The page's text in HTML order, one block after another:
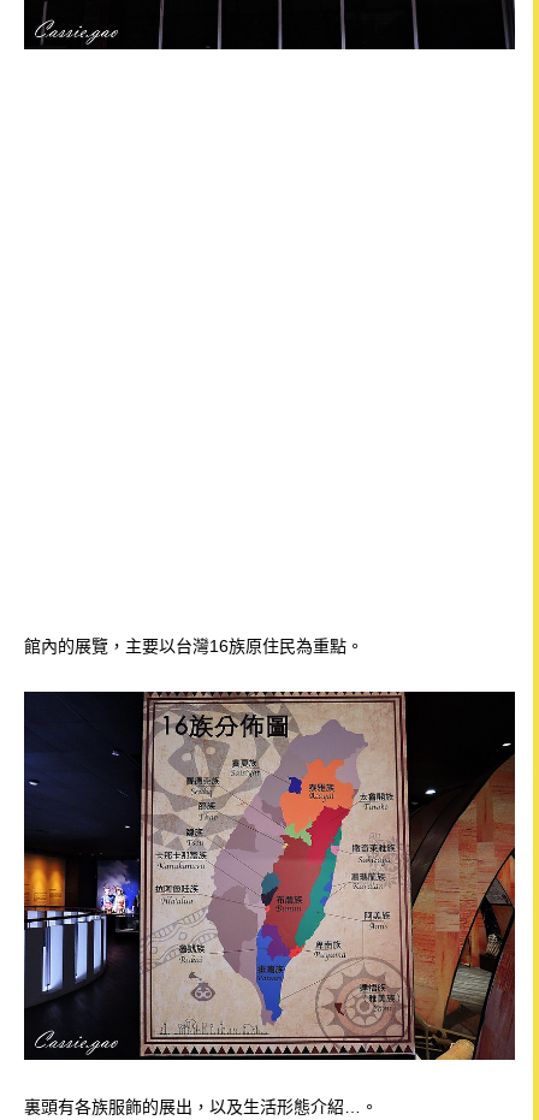
館內的展覽，主要以台灣16族原住民為重點。
裏頭有各族服飾的展出，以及生活形態介紹…。